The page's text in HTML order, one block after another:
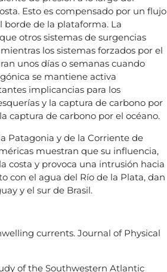
Esto es compensado por un flujo
borde de la plataforma. La
otros sistemas de surgencias
los sistemas forzados por el
unos días o semanas cuando
se mantiene activa
implicancias para los
y la captura de carbono por
captura de carbono por el océano.
Patagonia y de la Corriente de
muestran que su influencia,
costa y provoca una intrusión hacia
con el agua del Río de la Plata, dan
y el sur de Brasil.
currents. Journal of Physical
of the Southwestern Atlantic